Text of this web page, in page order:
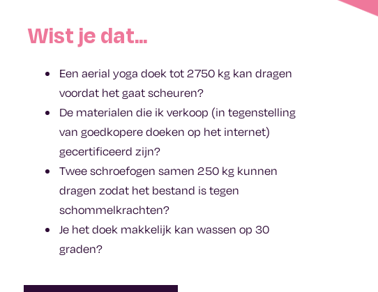
Wist je dat...
Een aerial yoga doek tot 2750 kg kan dragen
voordat het gaat scheuren?
De materialen die ik verkoop (in tegenstelling
van goedkopere doeken op het internet)
gecertificeerd zijn?
Twee schroefogen samen 250 kg kunnen
dragen zodat het bestand is tegen
schommelkrachten?
Je het doek makkelijk kan wassen op 30
graden?